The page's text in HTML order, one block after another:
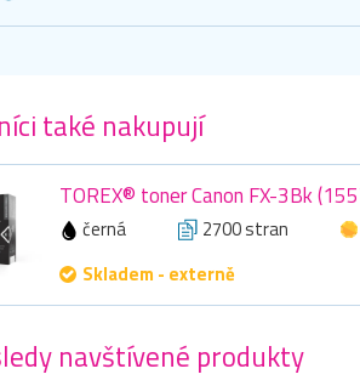
také nakupují
TOREX® toner Canon FX-3Bk
černá 2700 stran
Skladem - externě
navštívené produkty